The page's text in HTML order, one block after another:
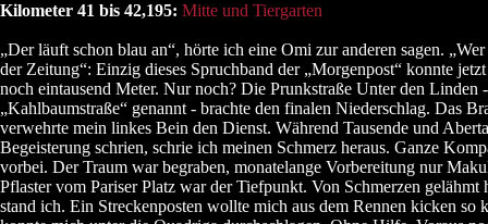
Kilometer 41 bis 42,195: Mitte und Tiergarten
„Der läuft schon blau an“, hörte ich eine Omi zur anderen sagen.
der Zeitung“: Einzig dieses Spruchband der „Morgenpost“ konnte
noch eintausend Meter. Nur noch? Die Prunkstraße Unter den Linden
„Kahlbaumstraße“ genannt - brachte den finalen Niederschlag. Das
verwehrte mein linkes Bein den Dienst. Während Tausende und
Begeisterung schrien, schrie ich meinen Schmerz heraus. Ganze
vorbei. Der Traum war begraben, monatelange Vorbereitung nur
Pflaster vom Pariser Platz war der Tiefpunkt. Von Schmerzen
stand ich. Ein Streckenposten wollte mich aus dem Rennen kicken